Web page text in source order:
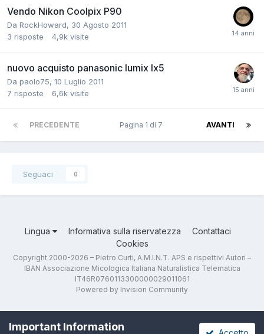
Vendo Nikon Coolpix P90
Da RockHoward, 30 Agosto 2011
3 risposte 4,9k visite
nuovo acquisto panasonic lumix lx5
Da paolo75, 10 Luglio 2011
7 risposte 6,6k visite
PRECEDENTE AVANTI
Pagina 1 di 7
Seguaci 0
Lingua Informativa sulla riservatezza
Contattaci
Cookies
Copyright 2000-2026 – Pietro Curti, A.M.I.N.T. APS e rispettivi Autori –
IBAN Associazione Micologica Italiana Naturalistica Telematica
IT46R0760113300000029011061
Powered by Invision Community
Important Information